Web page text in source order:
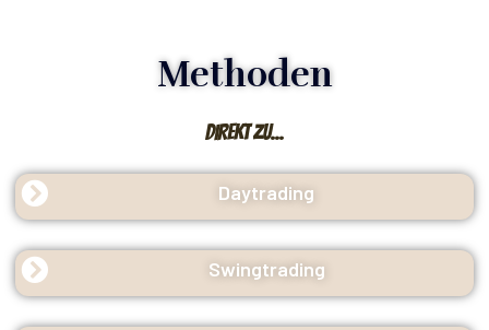
Methoden
direkt zu...
Daytrading
Swingtrading